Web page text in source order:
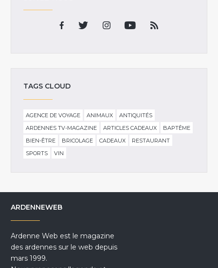
TAGS CLOUD
AGENCE DE VOYAGE ANIMAUX
ANTIQUITÉS
ARDENNES TV-MAGAZINE
ARTICLES CADEAUX
BAPTÊME
BIEN-ÊTRE
BRICOLAGE CADEAUX
RESTAURANT
SPORTS
VIN
ARDENNEWEB
Ardenne Web est le magazine
des ardennes sur le web depuis
mars 1999.